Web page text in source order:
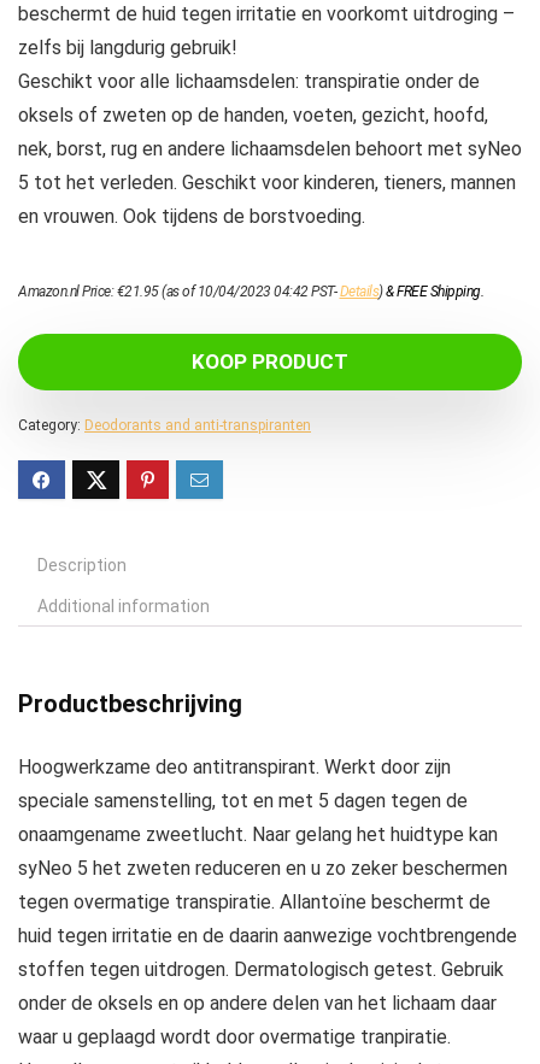
beschermt de huid tegen irritatie en voorkomt uitdroging –
zelfs bij langdurig gebruik!
Geschikt voor alle lichaamsdelen: transpiratie onder de
oksels of zweten op de handen, voeten, gezicht, hoofd,
nek, borst, rug en andere lichaamsdelen behoort met syNeo
5 tot het verleden. Geschikt voor kinderen, tieners, mannen
en vrouwen. Ook tijdens de borstvoeding.
Amazon.nl Price:€21.95(as of 10/04/2023 04:42 PST-Details)&FREE Shipping.
KOOP PRODUCT
Category: Deodorants and anti-transpiranten
Description
Additional information
Productbeschrijving
Hoogwerkzame deo antitranspirant. Werkt door zijn
speciale samenstelling, tot en met 5 dagen tegen de
onaamgename zweetlucht. Naar gelang het huidtype kan
syNeo 5 het zweten reduceren en u zo zeker beschermen
tegen overmatige transpiratie. Allantoïne beschermt de
huid tegen irritatie en de daarin aanwezige vochtbrengende
stoffen tegen uitdrogen. Dermatologisch getest. Gebruik
onder de oksels en op andere delen van het lichaam daar
waar u geplaagd wordt door overmatige tranpiratie.